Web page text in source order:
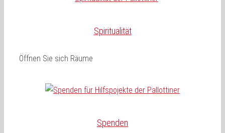
Spiritualität
Öffnen Sie sich Räume
Spenden